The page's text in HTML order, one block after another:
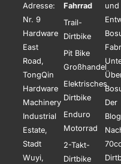
Adresse:
Nr. 9
Hardware
East
Road,
TongQin
Hardware
Machinery
Industrial
Estate,
Stadt
Wuyi,
Fahrrad
Trail-
Dirtbike
Pit Bike
Großhandel
Elektrisches
Dirtbike
Enduro
Motorrad
2-Takt-
Dirtbike
und
Der
Blog